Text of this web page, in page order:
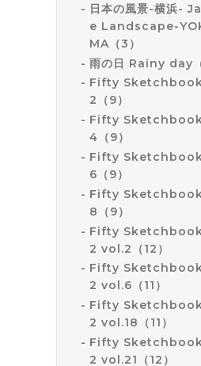
日本の風景-横浜-
e Landscape-
MA（3）
雨の日 Rainy day（
Fifty
2（9）
Fifty
4（9）
Fifty
6（9）
Fifty
8（9）
Fifty
2 vol.2（12）
Fifty
2 vol.6（11）
Fifty
2 vol.18（11）
Fifty
2 vol.21（12）